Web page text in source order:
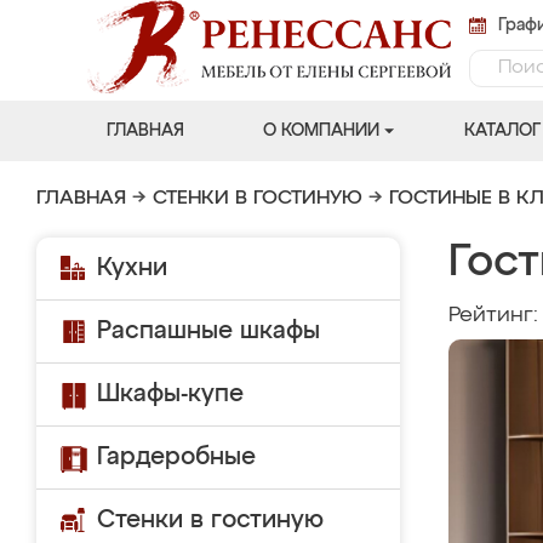
ГЛАВНАЯ О КОМПАНИИ КАТАЛОГ
ГЛАВНАЯ → СТЕНКИ В ГОСТИНУЮ → ГОСТИНЫЕ В
Кухни
Распашные шкафы
Шкафы-купе
Гардеробные
Стенки в гостиную
Рейтинг: